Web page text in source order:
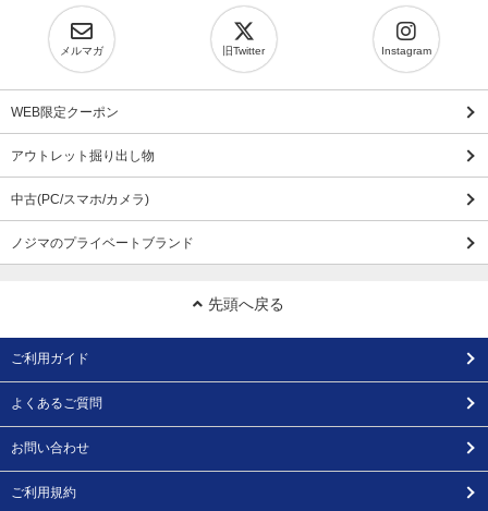
メルマガ 旧Twitter Instagram
WEB限定クーポン
アウトレット掘り出し物
中古(PC/スマホ/カメラ)
ノジマのプライベートブランド
先頭へ戻る
ご利用ガイド
よくあるご質問
お問い合わせ
ご利用規約